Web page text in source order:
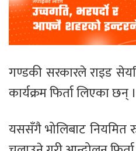
गण्डकी सरकारले राइड
कार्यक्रम फिर्ता लिएका छन् ।
यससँगै भोलिबाट नियमित